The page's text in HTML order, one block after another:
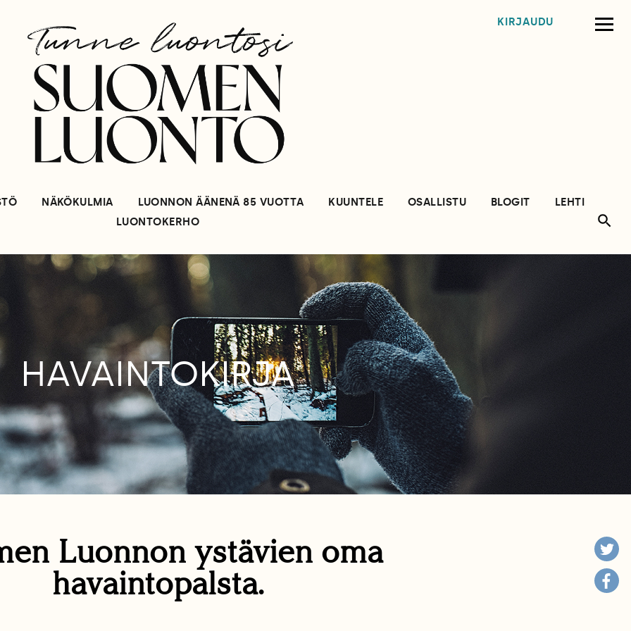
KIRJAUDU
NÄKÖKULMIA LUONNON ÄÄNENÄ 85 VUOTTA KUUNTELE OSALLISTU BLOGIT
LEHTI
LUONTOKERHO
HAVAINTOKIRJA
Luonnon ystävien oma
havaintopalsta.